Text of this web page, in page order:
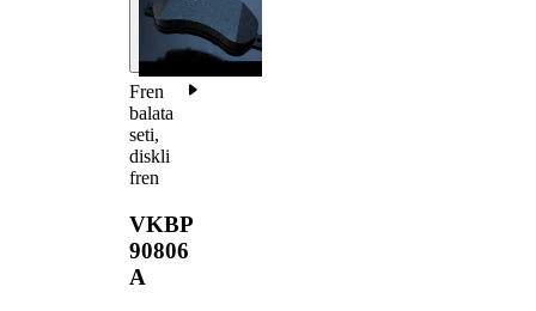
Fren
balata
seti,
diskli
fren
VKBP
90806
A